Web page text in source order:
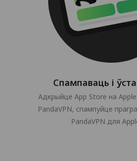
Спампаваць і
Адкрыйце App Store на Apple
PandaVPN, спампуйце
PandaVPN для